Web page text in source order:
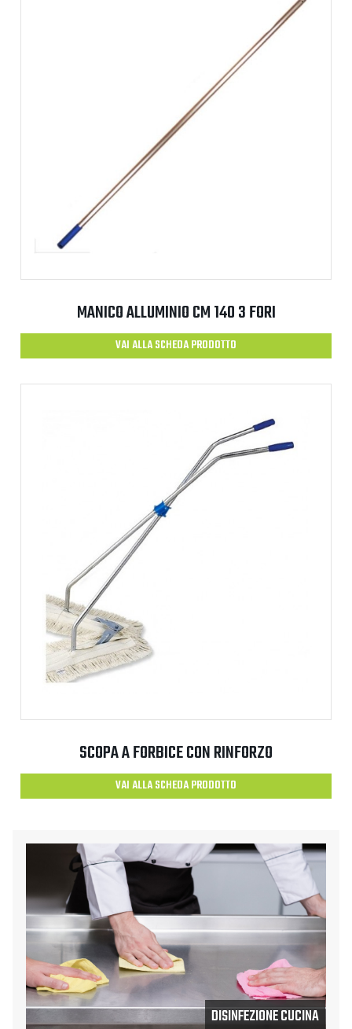
MANICO ALLUMINIO CM 140 3 FORI
VAI ALLA SCHEDA PRODOTTO
SCOPA A FORBICE CON RINFORZO
VAI ALLA SCHEDA PRODOTTO
DISINFEZIONE CUCINA